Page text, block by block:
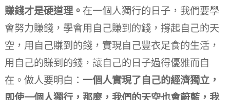
賺錢才是硬道理。 在一個人獨行的日子，我們要學
會努力賺錢，學會用自己賺到的錢，撐起自己的天
空，用自己賺到的錢，實現自己豐衣足食的生活，
用自己的賺到的錢，讓自己的日子過得優雅而自
在。 做人要明白： 一個人實現了自己的經濟獨立，
即使一個人獨行，那麼，我們的天空也會蔚藍，我